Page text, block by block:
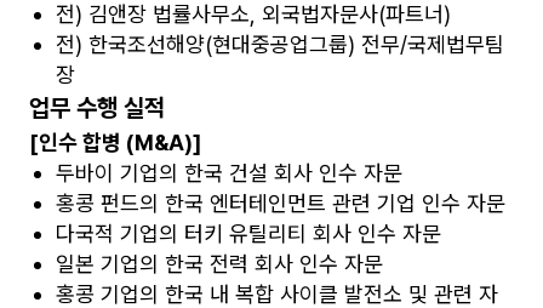
전) 김앤장 법률사무소, 외국법자문사(파트너)
전) 한국조선해양(현대중공업그룹) 전무/국제법무팀
장
업무 수행 실적
[인수 합병 (M&A)]
두바이 기업의 한국 건설 회사 인수 자문
홍콩 펀드의 한국 엔터테인먼트 관련 기업 인수 자문
다국적 기업의 터키 유틸리티 회사 인수 자문
일본 기업의 한국 전력 회사 인수 자문
홍콩 기업의 한국 내 복합 사이클 발전소 및 관련 자